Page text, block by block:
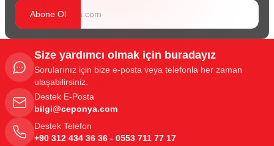
Abone Ol
Size yardımcı olmak için buradayız
Sorularınız için bize e-posta veya telefonla her zaman
ulaşabilirsiniz.
Destek E-Posta
bilgi@ceponya.com
Destek Telefon
+90 312 434 36 36 - 0553 711 77 17